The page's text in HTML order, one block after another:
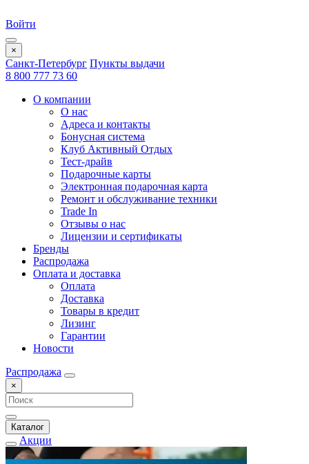
Войти
×
Санкт-Петербург Пункты выдачи
8 800 777 73 60
О компании
О нас
Адреса и контакты
Бонусная система
Клуб Активный Отдых
Тест-драйв
Подарочные карты
Электронная подарочная карта
Ремонт и обслуживание техники
Trade In
Отзывы о нас
Лицензии и сертификаты
Бренды
Распродажа
Оплата и доставка
Оплата
Доставка
Товары в кредит
Лизинг
Гарантии
Новости
Распродажа
×
Каталог
Акции